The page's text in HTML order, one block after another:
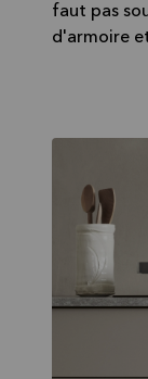
faut pas
d'armoire